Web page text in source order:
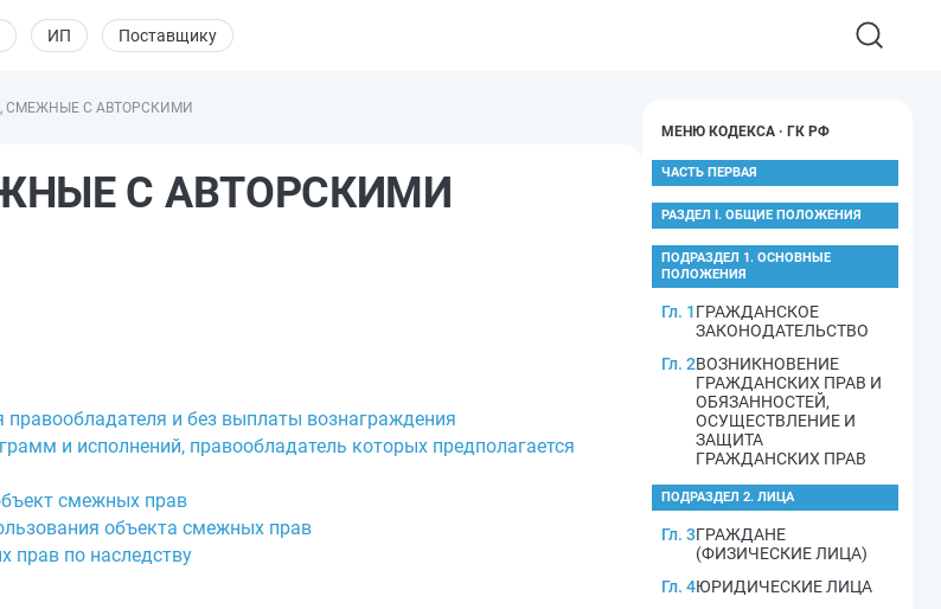
ИП Поставщику
СМЕЖНЫЕ С АВТОРСКИМИ
С АВТОРСКИМИ
и без выплаты вознаграждения
и исполнений, правообладатель которых предполагается
смежных прав
объекта смежных прав
прав по наследству
МЕНЮ КОДЕКСА · ГК РФ
ЧАСТЬ ПЕРВАЯ
РАЗДЕЛ I. ОБЩИЕ ПОЛОЖЕНИЯ
ПОДРАЗДЕЛ 1. ОСНОВНЫЕ
ПОЛОЖЕНИЯ
Гл. 1ГРАЖДАНСКОЕ
ЗАКОНОДАТЕЛЬСТВО
Гл. 2ВОЗНИКНОВЕНИЕ
ГРАЖДАНСКИХ ПРАВ И
ОБЯЗАННОСТЕЙ,
ОСУЩЕСТВЛЕНИЕ И
ЗАЩИТА
ГРАЖДАНСКИХ ПРАВ
ПОДРАЗДЕЛ 2. ЛИЦА
Гл. 3ГРАЖДАНЕ
(ФИЗИЧЕСКИЕ ЛИЦА)
Гл. 4ЮРИДИЧЕСКИЕ ЛИЦА